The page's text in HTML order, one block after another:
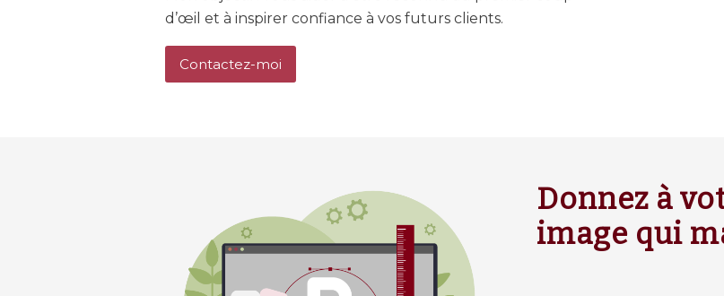
d’œil et à inspirer confiance à vos futurs clients.
Contactez-moi
Donnez à
image qui